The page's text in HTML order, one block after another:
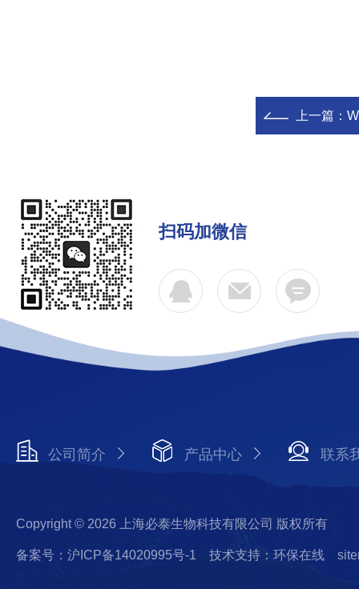
上一篇：
扫码加微信
公司简介 产品中心 联系
Copyright © 2026 上海必泰生物科技有限公司 版权所有
备案号：沪ICP备14020995号-1 技术支持：环保在线